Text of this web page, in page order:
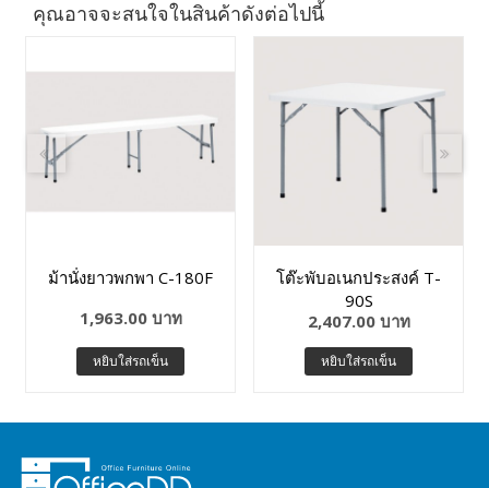
คุณอาจจะสนใจในสินค้าดังต่อไปนี้
ม้านั่งยาวพกพา C-180F
1,963.00 บาท
หยิบใส่รถเข็น
โต๊ะพับอเนกประสงค์ T-
90S
2,407.00 บาท
หยิบใส่รถเข็น